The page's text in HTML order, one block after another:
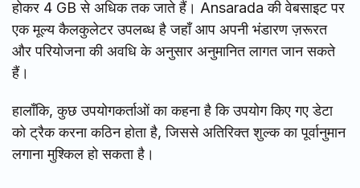
होकर 4 GB से अधिक तक जाते हैं। Ansarada की वेबसाइट पर
एक मूल्य कैलकुलेटर उपलब्ध है जहाँ आप अपनी भंडारण ज़रूरत
और परियोजना की अवधि के अनुसार अनुमानित लागत जान सकते
हैं।
हालाँकि, कुछ उपयोगकर्ताओं का कहना है कि उपयोग किए गए डेटा
को ट्रैक करना कठिन होता है, जिससे अतिरिक्त शुल्क का पूर्वानुमान
लगाना मुश्किल हो सकता है।